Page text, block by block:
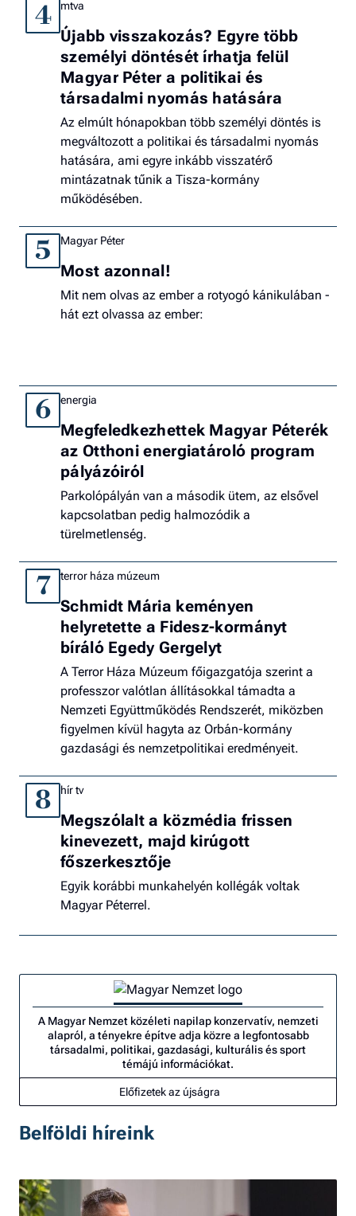
4 mtva
Újabb visszakozás? Egyre több
személyi döntését írhatja felül
Magyar Péter a politikai és
társadalmi nyomás hatására
Az elmúlt hónapokban több személyi döntés is
megváltozott a politikai és társadalmi nyomás
hatására, ami egyre inkább visszatérő
mintázatnak tűnik a Tisza-kormány
működésében.
5 Magyar Péter
Most azonnal!
Mit nem olvas az ember a rotyogó kánikulában -
hát ezt olvassa az ember:
6 energia
Megfeledkezhettek Magyar Péterék
az Otthoni energiatároló program
pályázóiról
Parkolópályán van a második ütem, az elsővel
kapcsolatban pedig halmozódik a
türelmetlenség.
7 terror háza múzeum
Schmidt Mária keményen
helyretette a Fidesz-kormányt
bíráló Egedy Gergelyt
A Terror Háza Múzeum főigazgatója szerint a
professzor valótlan állításokkal támadta a
Nemzeti Együttműködés Rendszerét, miközben
figyelmen kívül hagyta az Orbán-kormány
gazdasági és nemzetpolitikai eredményeit.
8 hír tv
Megszólalt a közmédia frissen
kinevezett, majd kirúgott
főszerkesztője
Egyik korábbi munkahelyén kollégák voltak
Magyar Péterrel.
A Magyar Nemzet közéleti napilap konzervatív, nemzeti
alapról, a tényekre építve adja közre a legfontosabb
társadalmi, politikai, gazdasági, kulturális és sport
témájú információkat.
Előfizetek az újságra
Belföldi híreink